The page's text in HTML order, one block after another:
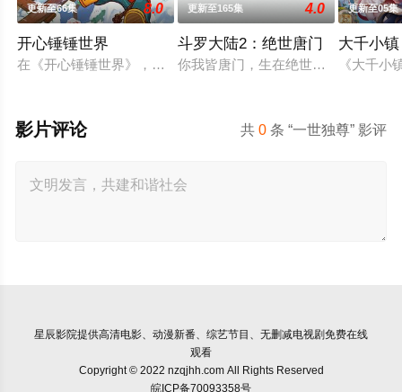
更新至66集 8.0
开心锤锤世界
在《开心锤锤世界》，生活着乐观善良的少年锤锤和他性格各
更新至165集 4.0
斗罗大陆2：绝世唐门
你我皆唐门，生在绝世中——腾讯视
更新至05集
大千小镇
《大千
共0 条 “一世独尊” 影评
影片评论
星辰影院提供高清电影、动漫新番、综艺节目、无删减电视剧免费在线
观看
Copyright © 2022 nzqjhh.com All Rights Reserved
皖ICP备70093358号